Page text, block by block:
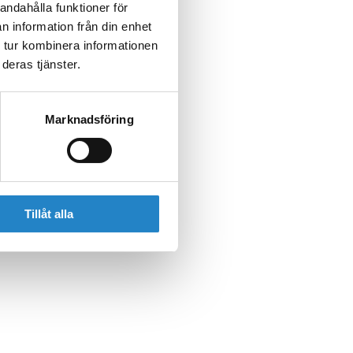
funktioner för
information från din enhet
kombinera informationen
tjänster.
Marknadsföring
Tillåt alla